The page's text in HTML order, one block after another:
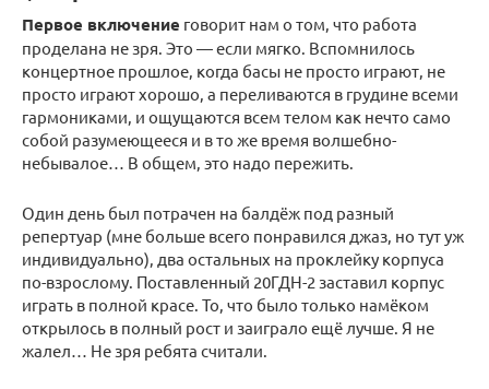
Первое включение говорит нам о том, что работа
проделана не зря. Это — если мягко. Вспомнилось
концертное прошлое, когда басы не просто играют, не
просто играют хорошо, а переливаются в грудине всеми
гармониками, и ощущаются всем телом как нечто само
собой разумеющееся и в то же время волшебно-
небывалое… В общем, это надо пережить.
Один день был потрачен на балдёж под разный
репертуар (мне больше всего понравился джаз, но тут уж
индивидуально), два остальных на проклейку корпуса
по-взрослому. Поставленный 20ГДН-2 заставил корпус
играть в полной красе. То, что было только намёком
открылось в полный рост и заиграло ещё лучше. Я не
жалел… Не зря ребята считали.